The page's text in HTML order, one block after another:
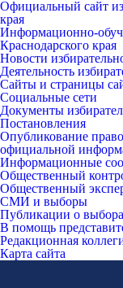
Официальный сайт
края
Информационно-
Краснодарского края
Новости
Деятельность
Сайты и страницы
Социальные сети
Документы
Постановления
Опубликование
официальной
Информационные
Общественный
Общественный
СМИ и выборы
Публикации о
В помощь
Редакционная
Карта сайта